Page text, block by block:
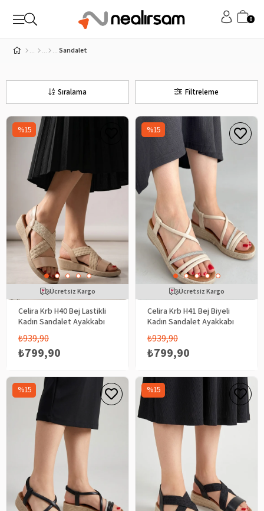
0
Sandalet
Filtreleme
Sıralama
Celira Krb H40 Bej Lastikli
Kadın Sandalet Ayakkabı
₺799,90
₺939,90
%15
Ücretsiz Kargo
Celira Krb H41 Bej Biyeli
Kadın Sandalet Ayakkabı
₺799,90
₺939,90
%15
Ücretsiz Kargo
%15 %15